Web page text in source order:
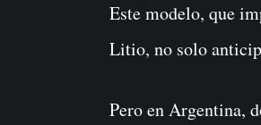
Este modelo, que
Litio, no solo
Pero en Argentina,